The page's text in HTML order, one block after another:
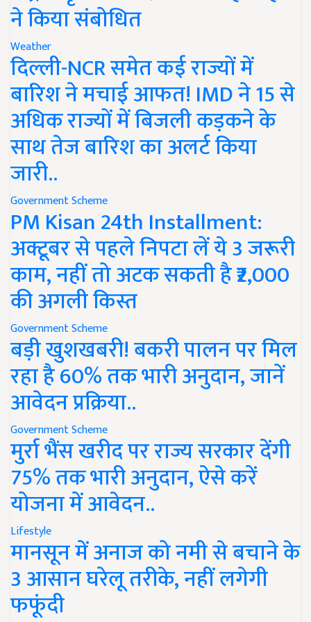
ने किया संबोधित
Weather
दिल्ली-NCR समेत कई राज्यों में
बारिश ने मचाई आफत! IMD ने 15 से
अधिक राज्यों में बिजली कड़कने के
साथ तेज बारिश का अलर्ट किया
जारी..
Government Scheme
PM Kisan 24th Installment:
अक्टूबर से पहले निपटा लें ये 3 जरूरी
काम, नहीं तो अटक सकती है ₹2,000
की अगली किस्त
Government Scheme
बड़ी खुशखबरी! बकरी पालन पर मिल
रहा है 60% तक भारी अनुदान, जानें
आवेदन प्रक्रिया..
Government Scheme
मुर्रा भैंस खरीद पर राज्य सरकार देंगी
75% तक भारी अनुदान, ऐसे करें
योजना में आवेदन..
Lifestyle
मानसून में अनाज को नमी से बचाने के
3 आसान घरेलू तरीके, नहीं लगेगी
फफूंदी